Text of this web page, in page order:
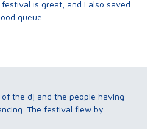
is great, and I also saved
queue.
of the dj and the people having
The festival flew by.